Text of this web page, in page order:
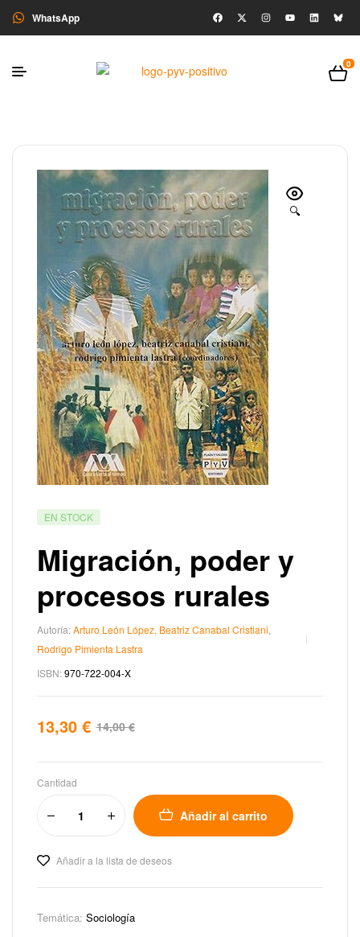
WhatsApp
0
🔍
EN STOCK
Migración, poder y
procesos rurales
Autoría:Arturo León López Beatriz Canabal Cristiani
Rodrigo Pimienta Lastra
ISBN:970-722-004-X
14,00€
13,30 €
Cantidad
Añadir al carrito
Añadir a la lista de deseos
Temática: Sociología